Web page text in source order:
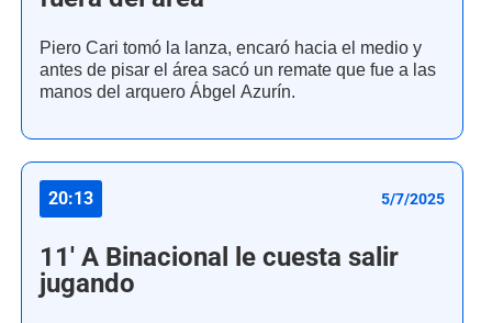
Piero Cari tomó la lanza, encaró hacia el medio y
antes de pisar el área sacó un remate que fue a las
manos del arquero Ábgel Azurín.
20:13 5/7/2025
11' A Binacional le cuesta salir
jugando